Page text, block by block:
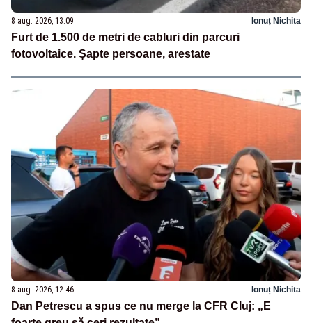
8 aug. 2026, 13:09 Ionuț Nichita
Furt de 1.500 de metri de cabluri din parcuri
fotovoltaice. Șapte persoane, arestate
8 aug. 2026, 12:46 Ionuț Nichita
Dan Petrescu a spus ce nu merge la CFR Cluj: „E